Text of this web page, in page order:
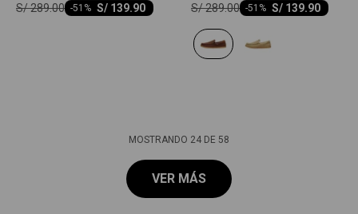
S/ 139.90
-51
S/289.00
S/ 139.90
-51
S/289.00
MOSTRANDO 24 DE 58
VER MÁS